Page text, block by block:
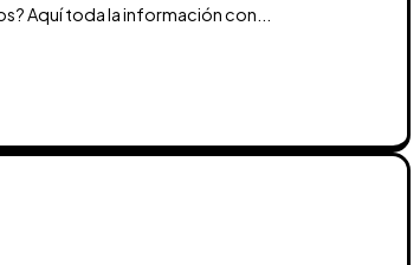
Aquí toda la información con...